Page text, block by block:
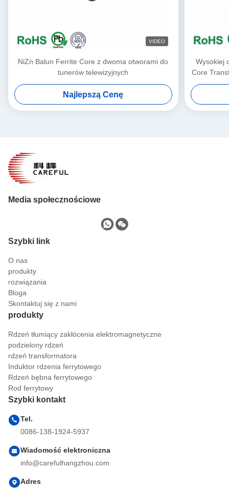
VIDEO
NiZn Balun Ferrite Core z dwoma otworami do
tunerów telewizyjnych
Najlepszą Cenę
Wysokiej
Core
Media społecznościowe
Szybki link
O nas
produkty
rozwiązania
Bloga
Skontaktuj się z nami
produkty
Rdzeń tłumiący zakłócenia elektromagnetyczne
podzielony rdzeń
rdzeń transformatora
Induktor rdzenia ferrytowego
Rdzeń bębna ferrytowego
Rod ferrytowy
Szybki kontakt
Tel.
0086-138-1924-5937
Wiadomość elektroniczna
info@carefulhangzhou.com
Adres